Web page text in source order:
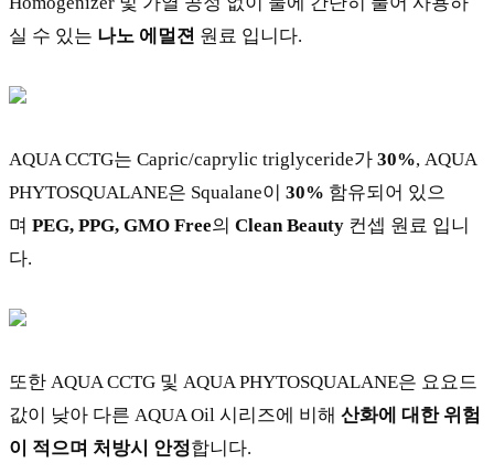
실 수 있는 나노 에멀젼 원료 입니다.
AQUA CCTG는 Capric/caprylic triglyceride가 30%, AQUA
PHYTOSQUALANE은 Squalane이 30% 함유되어 있으
며 PEG, PPG, GMO Free의 Clean Beauty 컨셉 원료 입니
다.
또한 AQUA CCTG 및 AQUA PHYTOSQUALANE은 요요드
값이 낮아 다른 AQUA Oil 시리즈에 비해 산화에 대한 위험
이 적으며 처방시 안정합니다.